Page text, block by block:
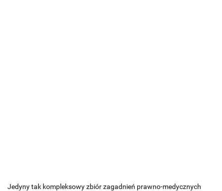
Jedyny tak kompleksowy zbiór zagadnień prawno-medycznych